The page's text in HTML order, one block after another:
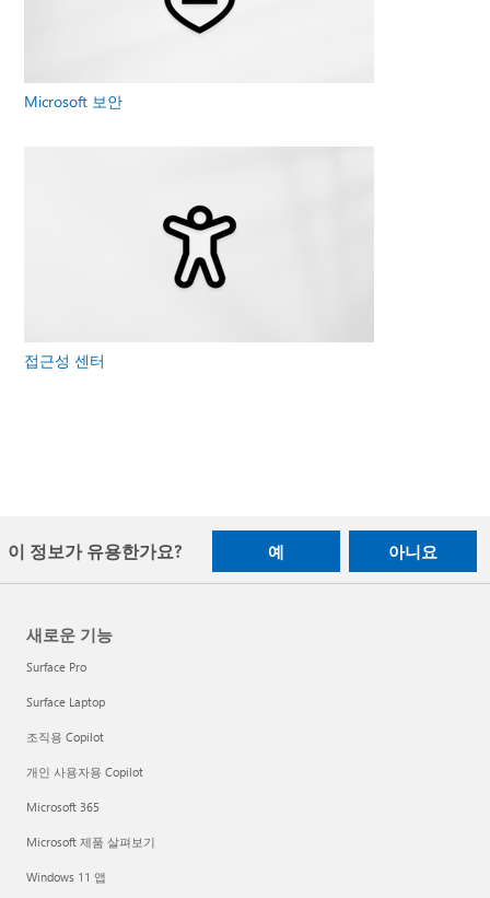
Microsoft 보안
접근성 센터
이 정보가 유용한가요? 예 아니요
새로운 기능
Surface Pro
Surface Laptop
조직용 Copilot
개인 사용자용 Copilot
Microsoft 365
Microsoft 제품 살펴보기
Windows 11 앱